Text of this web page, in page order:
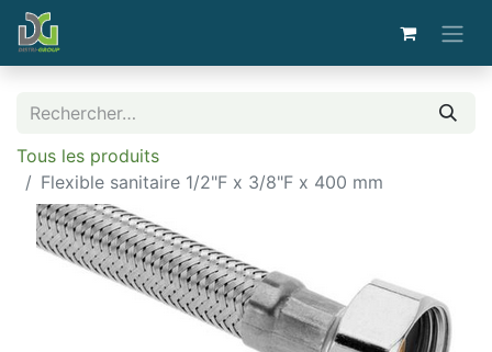
Tous les produits
Flexible sanitaire 1/2"F x 3/8"F x 400 mm